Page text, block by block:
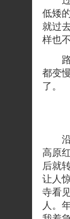
低矮
就过
样也
路
都变
了。
沿
高原
后就
让人
寺看
人。